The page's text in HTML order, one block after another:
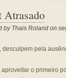
Atrasado
by Thais Rolandon
desculpem pela
aproveitar o primeiro